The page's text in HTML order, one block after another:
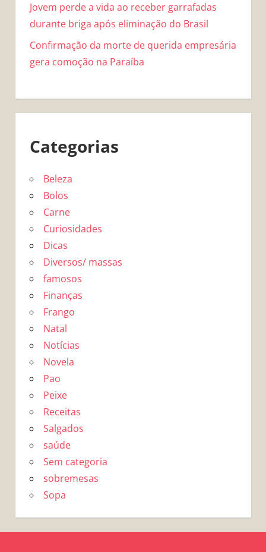
Jovem perde a vida ao receber garrafadas
durante briga após eliminação do Brasil
Confirmação da morte de querida empresária
gera comoção na Paraíba
Categorias
Beleza
Bolos
Carne
Curiosidades
Dicas
Diversos/ massas
famosos
Finanças
Frango
Natal
Notícias
Novela
Pao
Peixe
Receitas
Salgados
saúde
Sem categoria
sobremesas
Sopa